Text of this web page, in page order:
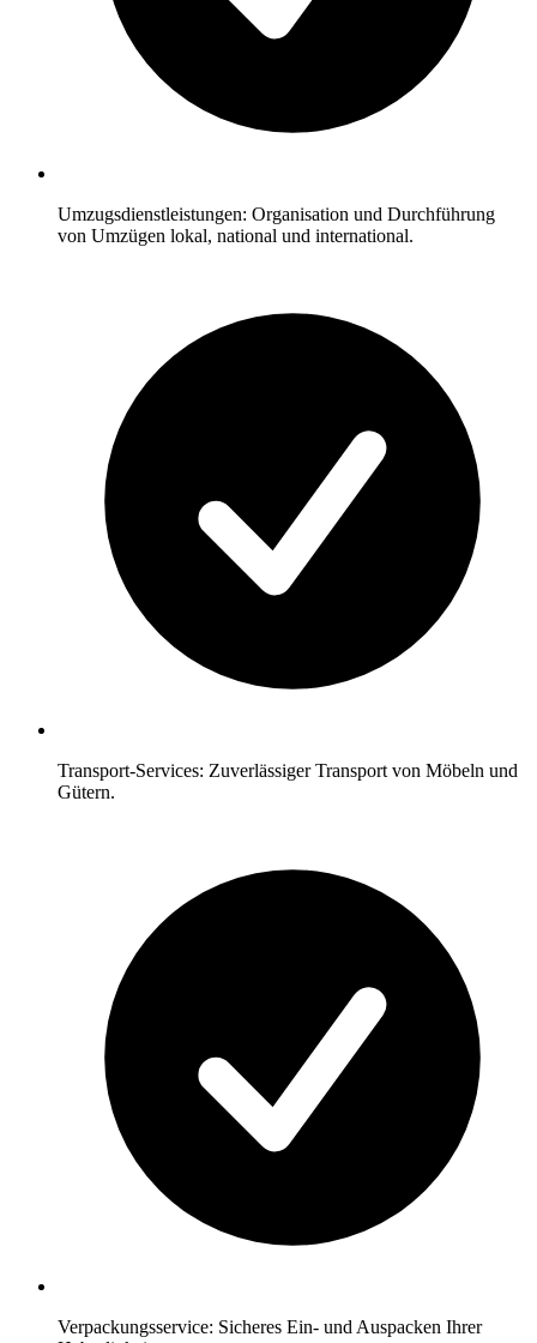
Umzugsdienstleistungen: Organisation und Durchführung
von Umzügen lokal, national und international.
Transport-Services: Zuverlässiger Transport von Möbeln und
Gütern.
Verpackungsservice: Sicheres Ein- und Auspacken Ihrer